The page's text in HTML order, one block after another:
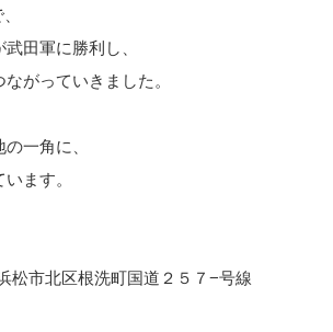
田軍に勝利し、
がっていきました。
一角に、
ます。
松市北区根洗町国道２５７−号線